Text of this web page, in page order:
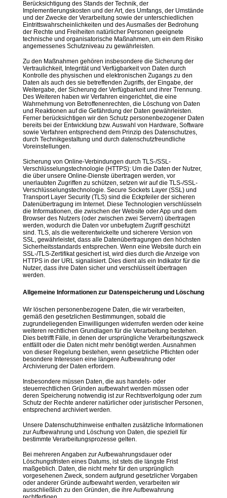
Berücksichtigung des Stands der Technik, der
Implementierungskosten und der Art, des Umfangs, der Umstände
und der Zwecke der Verarbeitung sowie der unterschiedlichen
Eintrittswahrscheinlichkeiten und des Ausmaßes der Bedrohung
der Rechte und Freiheiten natürlicher Personen geeignete
technische und organisatorische Maßnahmen, um ein dem Risiko
angemessenes Schutzniveau zu gewährleisten.
Zu den Maßnahmen gehören insbesondere die Sicherung der
Vertraulichkeit, Integrität und Verfügbarkeit von Daten durch
Kontrolle des physischen und elektronischen Zugangs zu den
Daten als auch des sie betreffenden Zugriffs, der Eingabe, der
Weitergabe, der Sicherung der Verfügbarkeit und ihrer Trennung.
Des Weiteren haben wir Verfahren eingerichtet, die eine
Wahrnehmung von Betroffenenrechten, die Löschung von Daten
und Reaktionen auf die Gefährdung der Daten gewährleisten.
Ferner berücksichtigen wir den Schutz personenbezogener Daten
bereits bei der Entwicklung bzw. Auswahl von Hardware, Software
sowie Verfahren entsprechend dem Prinzip des Datenschutzes,
durch Technikgestaltung und durch datenschutzfreundliche
Voreinstellungen.
Sicherung von Online-Verbindungen durch TLS-/SSL-
Verschlüsselungstechnologie (HTTPS): Um die Daten der Nutzer,
die über unsere Online-Dienste übertragen werden, vor
unerlaubten Zugriffen zu schützen, setzen wir auf die TLS-/SSL-
Verschlüsselungstechnologie. Secure Sockets Layer (SSL) und
Transport Layer Security (TLS) sind die Eckpfeiler der sicheren
Datenübertragung im Internet. Diese Technologien verschlüsseln
die Informationen, die zwischen der Website oder App und dem
Browser des Nutzers (oder zwischen zwei Servern) übertragen
werden, wodurch die Daten vor unbefugtem Zugriff geschützt
sind. TLS, als die weiterentwickelte und sicherere Version von
SSL, gewährleistet, dass alle Datenübertragungen den höchsten
Sicherheitsstandards entsprechen. Wenn eine Website durch ein
SSL-/TLS-Zertifikat gesichert ist, wird dies durch die Anzeige von
HTTPS in der URL signalisiert. Dies dient als ein Indikator für die
Nutzer, dass ihre Daten sicher und verschlüsselt übertragen
werden.
Allgemeine Informationen zur Datenspeicherung und Löschung
Wir löschen personenbezogene Daten, die wir verarbeiten,
gemäß den gesetzlichen Bestimmungen, sobald die
zugrundeliegenden Einwilligungen widerrufen werden oder keine
weiteren rechtlichen Grundlagen für die Verarbeitung bestehen.
Dies betrifft Fälle, in denen der ursprüngliche Verarbeitungszweck
entfällt oder die Daten nicht mehr benötigt werden. Ausnahmen
von dieser Regelung bestehen, wenn gesetzliche Pflichten oder
besondere Interessen eine längere Aufbewahrung oder
Archivierung der Daten erfordern.
Insbesondere müssen Daten, die aus handels- oder
steuerrechtlichen Gründen aufbewahrt werden müssen oder
deren Speicherung notwendig ist zur Rechtsverfolgung oder zum
Schutz der Rechte anderer natürlicher oder juristischer Personen,
entsprechend archiviert werden.
Unsere Datenschutzhinweise enthalten zusätzliche Informationen
zur Aufbewahrung und Löschung von Daten, die speziell für
bestimmte Verarbeitungsprozesse gelten.
Bei mehreren Angaben zur Aufbewahrungsdauer oder
Löschungsfristen eines Datums, ist stets die längste Frist
maßgeblich. Daten, die nicht mehr für den ursprünglich
vorgesehenen Zweck, sondern aufgrund gesetzlicher Vorgaben
oder anderer Gründe aufbewahrt werden, verarbeiten wir
ausschließlich zu den Gründen, die ihre Aufbewahrung